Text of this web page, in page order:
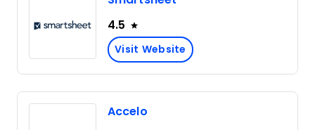
4.5
Visit Website
Accelo